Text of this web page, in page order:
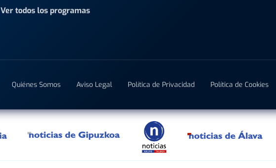
Ver todos los programas
Quiénes Somos Aviso Legal Política de Privacidad Política de Cookies